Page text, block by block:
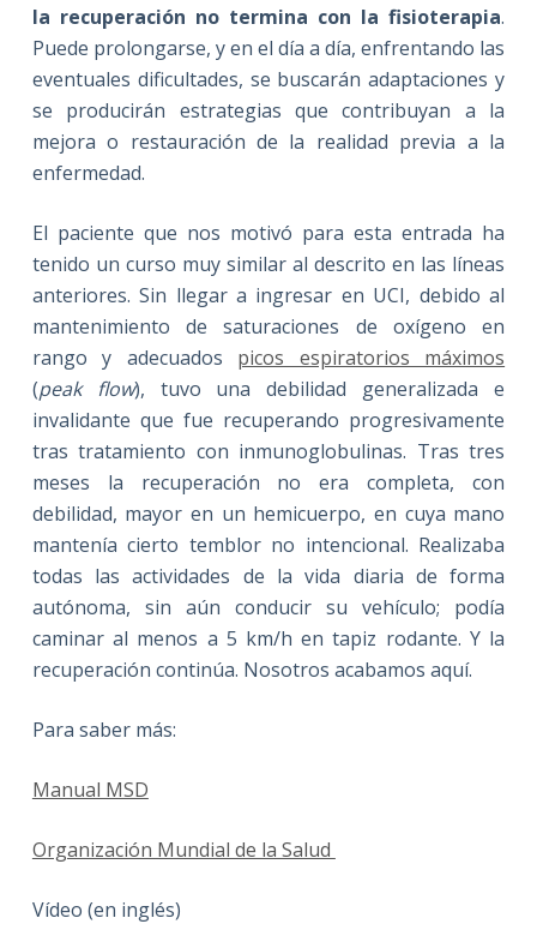
la recuperación no termina con la fisioterapia.
Puede prolongarse, y en el día a día, enfrentando las
eventuales dificultades, se buscarán adaptaciones y
se producirán estrategias que contribuyan a la
mejora o restauración de la realidad previa a la
enfermedad.
El paciente que nos motivó para esta entrada ha
tenido un curso muy similar al descrito en las líneas
anteriores. Sin llegar a ingresar en UCI, debido al
mantenimiento de saturaciones de oxígeno en
rango y adecuados picos espiratorios máximos
(peak flow), tuvo una debilidad generalizada e
invalidante que fue recuperando progresivamente
tras tratamiento con inmunoglobulinas. Tras tres
meses la recuperación no era completa, con
debilidad, mayor en un hemicuerpo, en cuya mano
mantenía cierto temblor no intencional. Realizaba
todas las actividades de la vida diaria de forma
autónoma, sin aún conducir su vehículo; podía
caminar al menos a 5 km/h en tapiz rodante. Y la
recuperación continúa. Nosotros acabamos aquí.
Para saber más:
Manual MSD
Organización Mundial de la Salud
Vídeo (en inglés)